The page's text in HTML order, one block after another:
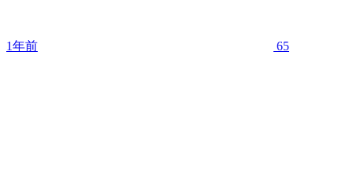
1年前 65